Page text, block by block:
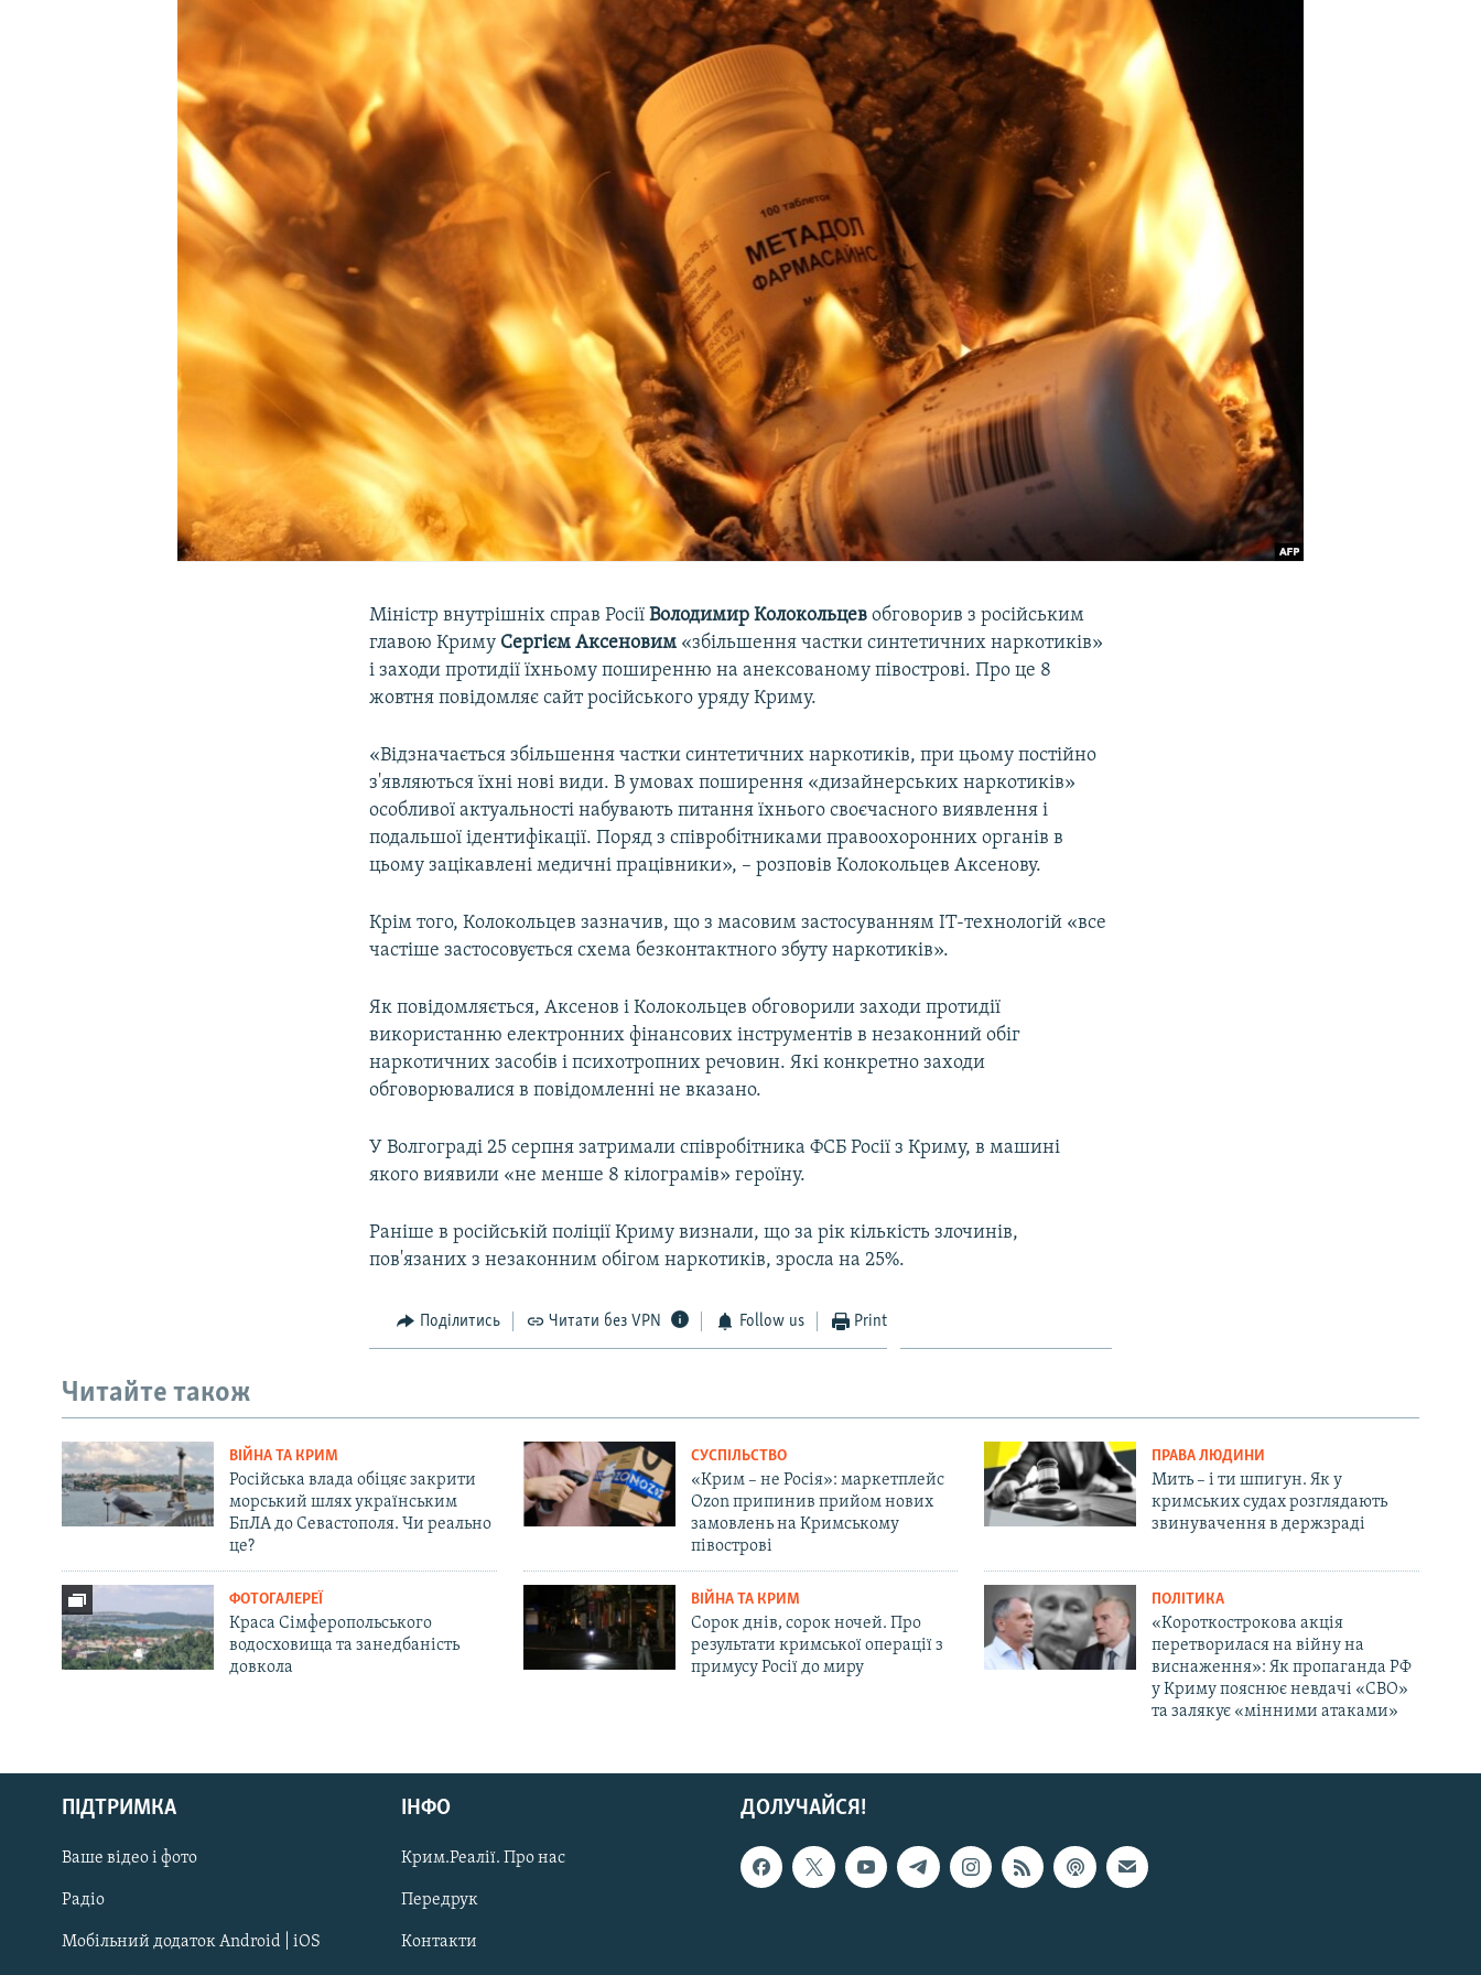
УКРАЇНСЬКА ПРОБЛЕМА КРИМУ
Русский
Qırımtatar
ДОЛУЧАЙСЯ!
Міністр внутрішніх справ РосіїВолодимир Колокольцев обговорив з російським
главою Криму Сергієм Аксеновим «збільшення частки синтетичних наркотиків»
і заходи протидії їхньому поширенню на анексованому півострові. Про це 8
жовтня повідомляє сайт російського уряду Криму.
«Відзначається збільшення частки синтетичних наркотиків, при цьому постійно
з'являються їхні нові види. В умовах поширення «дизайнерських наркотиків»
особливої актуальності набувають питання їхнього своєчасного виявлення і
подальшої ідентифікації. Поряд з співробітниками правоохоронних органів в
цьому зацікавлені медичні працівники», – розповів Колокольцев Аксенову.
Крім того, Колокольцев зазначив, що з масовим застосуванням IT-технологій «все
частіше застосовується схема безконтактного збуту наркотиків».
Як повідомляється, Аксенов і Колокольцев обговорили заходи протидії
використанню електронних фінансових інструментів в незаконний обіг
наркотичних засобів і психотропних речовин. Які конкретно заходи
обговорювалися в повідомленні не вказано.
У Волгограді 25 серпня затримали співробітника ФСБ Росії з Криму, в машині
якого виявили «не менше 8 кілограмів» героїну.
Раніше в російській поліції Криму визнали, що за рік кількість злочинів,
пов'язаних з незаконним обігом наркотиків, зросла на 25%.
Поділитись Читати без VPN Follow us Print
Читайте також
ВІЙНА ТА КРИМ
Російська влада обіцяє закрити
морський шлях українським
БпЛА до Севастополя. Чи реально
це?
СУСПІЛЬСТВО
«Крим – не Росія»: маркетплейс
Ozon припинив прийом нових
замовлень на Кримському
півострові
ПРАВА ЛЮДИНИ
Мить – і ти шпигун. Як у
кримських судах розглядають
звинувачення в держзраді
ФОТОГАЛЕРЕЇ
Краса Сімферопольського
водосховища та занедбаність
довкола
ВІЙНА ТА КРИМ
Сорок днів, сорок ночей. Про
результати кримської операції з
примусу Росії до миру
ПОЛІТИКА
«Короткострокова акція
перетворилася на війну на
виснаження»: Як пропаганда РФ
у Криму пояснює невдачі «СВО»
та залякує «мінними атаками»
ДОЛУЧАЙСЯ!
ПІДТРИМКА
Ваше відео і фото
Радіо
Мобільний додаток Android | iOS
ІНФО
Крим.Реалії. Про нас
Передрук
Контакти